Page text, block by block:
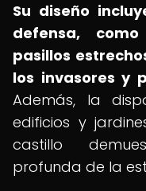
Su diseño
defensa,
pasillos
los invasores y
Además, la
edificios y
castillo
profunda de la